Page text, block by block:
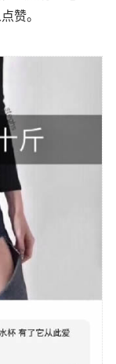
赞。